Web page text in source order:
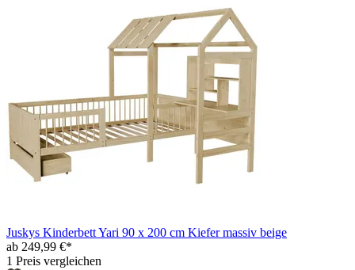
Juskys Kinderbett Yari 90 x 200 cm Kiefer massiv beige
ab 249,99 €*
1 Preis vergleichen